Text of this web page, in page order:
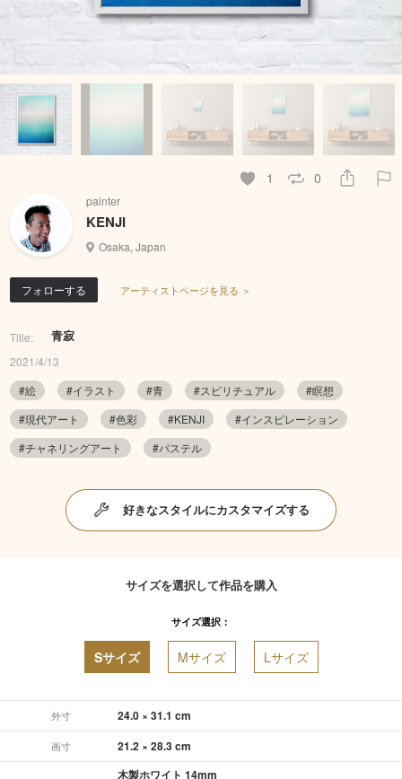
1 0
painter
KENJI
Osaka, Japan
フォローする アーティストページを見る ＞
Title: 青寂
2021/4/13
#絵
#イラスト #青 #スピリチュアル
#瞑想
#現代アート
#色彩 #KENJI
#インスピレーション
#チャネリングアート
#パステル
好きなスタイルにカスタマイズする
サイズを選択して作品を購入
サイズ選択：
Sサイズ Mサイズ Lサイズ
外寸 24.0 × 31.1 cm
画寸 21.2 × 28.3 cm
木製ホワイト 14mm